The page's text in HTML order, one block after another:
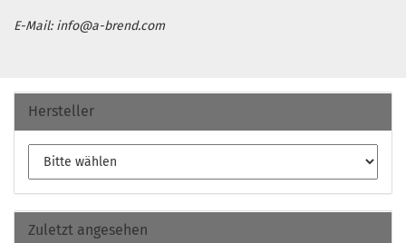
E-Mail: info@a-brend.com
Hersteller
Zuletzt angesehen